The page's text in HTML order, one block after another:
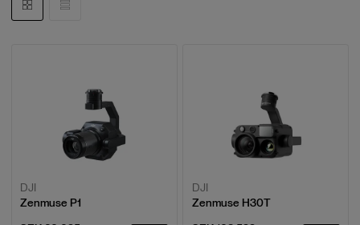
DJI
Zenmuse P1
DJI
Zenmuse H30T